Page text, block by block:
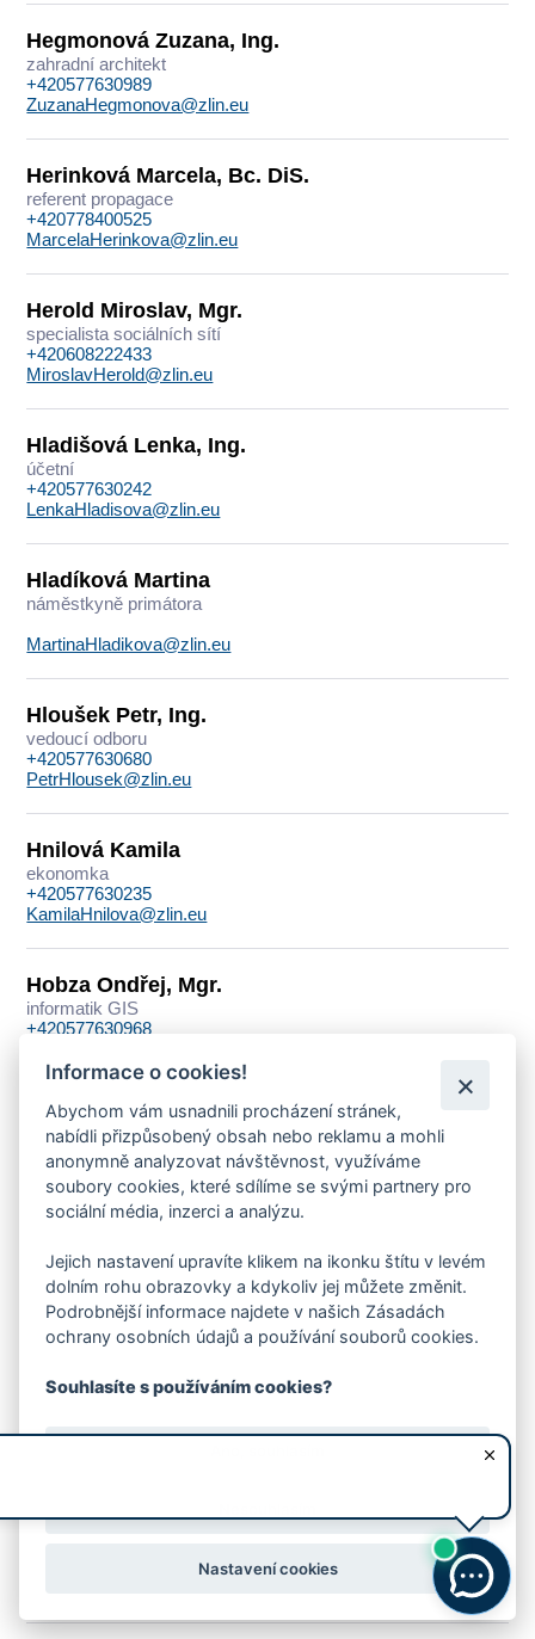
Hegmonová Zuzana, Ing.
zahradní architekt
+420577630989
ZuzanaHegmonova@zlin.eu
Herinková Marcela, Bc. DiS.
referent propagace
+420778400525
MarcelaHerinkova@zlin.eu
Herold Miroslav, Mgr.
specialista sociálních sítí
+420608222433
MiroslavHerold@zlin.eu
Hladišová Lenka, Ing.
účetní
+420577630242
LenkaHladisova@zlin.eu
Hladíková Martina
náměstkyně primátora
MartinaHladikova@zlin.eu
Hloušek Petr, Ing.
vedoucí odboru
+420577630680
PetrHlousek@zlin.eu
Hnilová Kamila
ekonomka
+420577630235
KamilaHnilova@zlin.eu
Hobza Ondřej, Mgr.
informatik GIS
+420577630968
Hoferek Petr, Ing.
vedoucí oddělení
+420604220318
PetrHoferek@zlin.eu
Hofmanová Ivana, Bc.
referent SSŘ
+420577630150
IvanaHofmanova@zlin.eu
Hofrichterová Lucie, Mgr.
+420577630164
Holcová Jana, Ing.
Informace o cookies!
Abychom vám usnadnili procházení stránek,
nabídli přizpůsobený obsah nebo reklamu a mohli
anonymně analyzovat návštěvnost, využíváme
soubory cookies, které sdílíme se svými partnery pro
sociální média, inzerci a analýzu.
Jejich nastavení upravíte klikem na ikonku štítu v levém
dolním rohu obrazovky a kdykoliv jej můžete změnit.
Podrobnější informace najdete v našich Zásadách
ochrany osobních údajů a používání souborů cookies.
Souhlasíte s používáním cookies?
Nastavení cookies